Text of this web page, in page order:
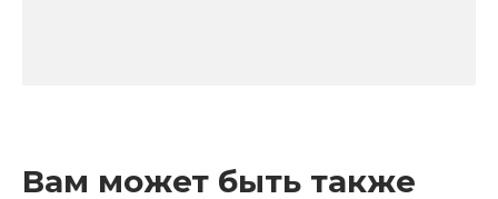
Вам может быть также